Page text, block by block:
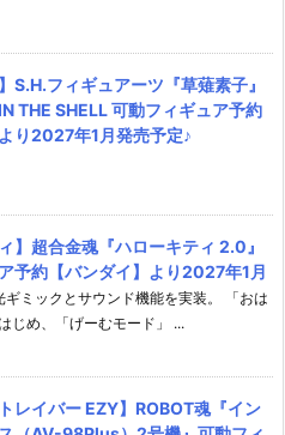
S.H.フィギュアーツ『草薙素子』
THE SHELL 可動フィギュア予約
り2027年1月発売予定♪
】超合金魂『ハローキティ 2.0』
予約【バンダイ】より2027年1月
ギミックとサウンド機能を実装。 「おは
じめ、「げーむモード」 ...
レイバー EZY】ROBOT魂『イン